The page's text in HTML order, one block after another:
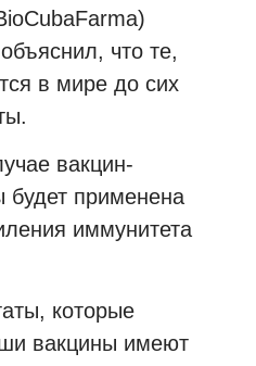
)
что те,
в мире до сих
вакцин-
будет применена
иммунитета
которые
вакцины имеют